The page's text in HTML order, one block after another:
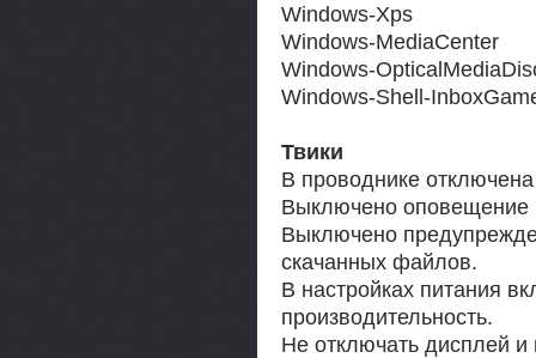
Windows-Xps
Windows-MediaCenter
Windows-
Windows-Shell-
Твики
В проводнике
Выключено оповещение
Выключено
скачанных файлов.
В настройках питания
производительность.
Не отключать дисплей и